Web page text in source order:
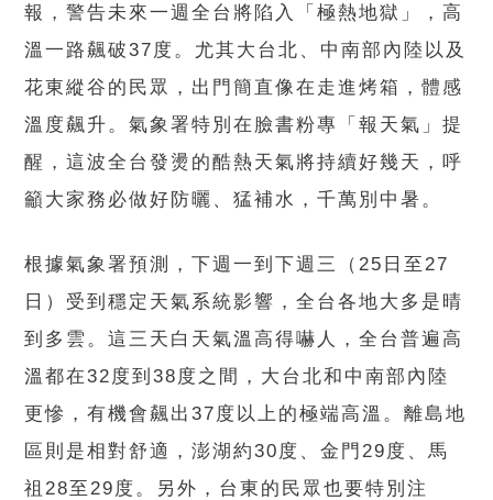
報，警告未來一週全台將陷入「極熱地獄」，高
溫一路飆破37度。尤其大台北、中南部內陸以及
花東縱谷的民眾，出門簡直像在走進烤箱，體感
溫度飆升。氣象署特別在臉書粉專「報天氣」提
醒，這波全台發燙的酷熱天氣將持續好幾天，呼
籲大家務必做好防曬、猛補水，千萬別中暑。
根據氣象署預測，下週一到下週三（25日至27
日）受到穩定天氣系統影響，全台各地大多是晴
到多雲。這三天白天氣溫高得嚇人，全台普遍高
溫都在32度到38度之間，大台北和中南部內陸
更慘，有機會飆出37度以上的極端高溫。離島地
區則是相對舒適，澎湖約30度、金門29度、馬
祖28至29度。另外，台東的民眾也要特別注